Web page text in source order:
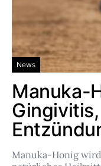
News
Manuka-
Manuka-Honig